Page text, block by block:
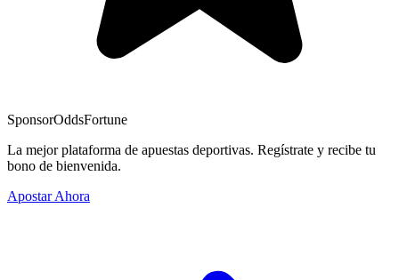
SponsorOddsFortune
La mejor plataforma de apuestas deportivas. Regístrate y recibe tu
bono de bienvenida.
Apostar Ahora